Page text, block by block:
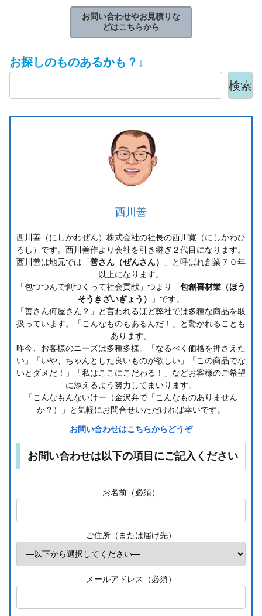
お問い合わせやお見積りな
どはこちらから
お探しのものあるかも？↓
検索
西川善
西川善（にしかわぜん）株式会社の社長の西川寛（にしかわひ
ろし）です。西川善作より会社を引き継ぎ２代目になります。
西川善は地元では「善さん（ぜんさん）
」と呼ばれ創業７０年
以上になります。
「包つつんで創つくって社会貢献」つまり「包創喜材業（ほう
そうきざいぎょう）
」です。
「善さん何屋さん？」と言われるほど弊社では多種な商品を取
扱っています。「こんなものもあるんだ！」と驚かれることも
あります。
昨今、お客様のニーズは多種多様。「なるべく価格を押さえた
い」「いや、ちゃんとした良いものが欲しい」「この商品でな
いとダメだ！」「私はここにこだわる！」などお客様のご希望
に添えるよう努力してまいります。
「こんなもんないけー（金沢弁で「こんなものありません
か？）」と気軽にお問合せいただければ幸いです。
お問い合わせはこちらからどうぞ
お問い合わせは以下の項目にご記入ください
お名前（必須）
ご住所（または届け先）
メールアドレス（必須）